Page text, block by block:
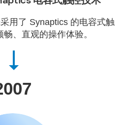
用了 Synaptics 的电容式触
、直观的操作体验。